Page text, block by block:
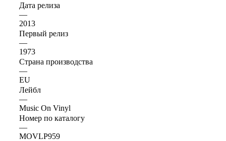
Дата релиза
—
2013
Первый релиз
—
1973
Страна производства
—
EU
Лейбл
—
Music On Vinyl
Номер по каталогу
—
MOVLP959